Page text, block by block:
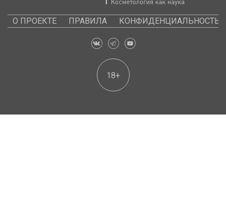
О ПРОЕКТЕ ПРАВИЛА КОНФИДЕНЦИАЛЬНОСТЬ
18+